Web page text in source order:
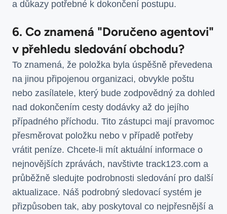
a důkazy potřebné k dokončení postupu.
6. Co znamená "Doručeno agentovi"
v přehledu sledování obchodu?
To znamená, že položka byla úspěšně převedena
na jinou připojenou organizaci, obvykle poštu
nebo zasílatele, který bude zodpovědný za dohled
nad dokončením cesty dodávky až do jejího
případného příchodu. Tito zástupci mají pravomoc
přesměrovat položku nebo v případě potřeby
vrátit peníze. Chcete-li mít aktuální informace o
nejnovějších zprávách, navštivte track123.com a
průběžně sledujte podrobnosti sledování pro další
aktualizace. Náš podrobný sledovací systém je
přizpůsoben tak, aby poskytoval co nejpřesnější a